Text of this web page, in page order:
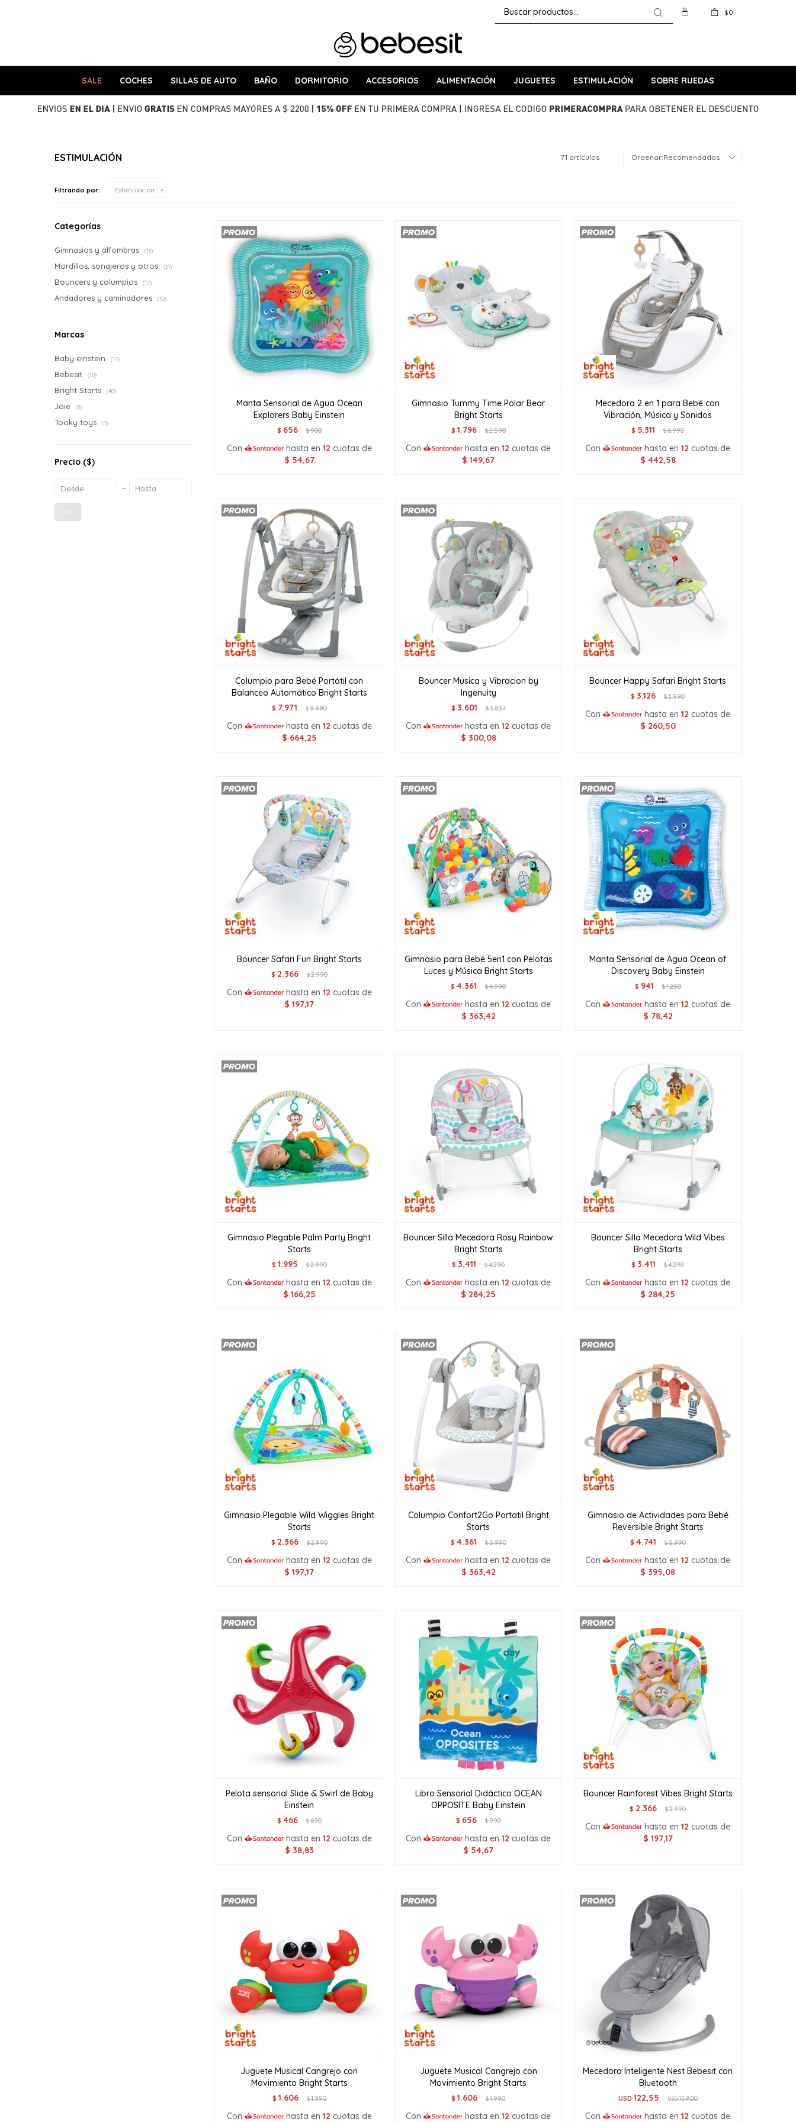
SALE COCHES SILLAS DE AUTO BAÑO DORMITORIO ACCESORIOS ALIMENTACIÓN JUGUETES ESTIMULACIÓN SOBRE RUEDAS
$0
ESTIMULACIÓN 71 artículos Recomendados
Filtrando por: Estimulación
Manta Sensorial de Agua Ocean
Explorers Baby Einstein
$ 656 $900
Con hasta en 12 cuotas de
$ 54,67
Gimnasio Tummy Time Polar Bear
Bright Starts
$ 1.796 $2.590
Con hasta en12 cuotas de
$ 149,67
Mecedora 2 en 1 para Bebé con
Vibración, Música y Sonidos
$ 5.311 $6.990
Con hasta en12 cuotas de
$ 442,58
Columpio para Bebé Portátil con
Balanceo Automático Bright Starts
$ 7.971 $9.990
Con hasta en 12 cuotas de
$ 664,25
Bouncer Musica y Vibracion by
Ingenuity
$ 3.601 $5.837
Con hasta en12 cuotas de
$ 300,08
Bouncer Happy Safari Bright Starts
$ 3.126 $3.990
Con hasta en12 cuotas de
$ 260,50
Bouncer Safari Fun Bright Starts
$ 2.366 $2.990
Con hasta en 12 cuotas de
$ 197,17
Gimnasio para Bebé 5en1 con Pelotas
Luces y Música Bright Starts
$ 4.361 $4.990
Con hasta en12 cuotas de
$ 363,42
Manta Sensorial de Agua Ocean of
Discovery Baby Einstein
$ 941 $1.250
Con hasta en12 cuotas de
$ 78,42
Gimnasio Plegable Palm Party Bright
Starts
$ 1.995 $2.990
Con hasta en 12 cuotas de
$ 166,25
Bouncer Silla Mecedora Rosy Rainbow
Bright Starts
$ 3.411 $4.290
Con hasta en12 cuotas de
$ 284,25
Bouncer Silla Mecedora Wild Vibes
Bright Starts
$ 3.411 $4.290
Con hasta en12 cuotas de
$ 284,25
Gimnasio Plegable Wild Wiggles Bright
Starts
$ 2.366 $2.990
Con hasta en 12 cuotas de
$ 197,17
Columpio Confort2Go Portatil Bright
Starts
$ 4.361 $5.990
Con hasta en12 cuotas de
$ 363,42
Gimnasio de Actividades para Bebé
Reversible Bright Starts
$ 4.741 $5.990
Con hasta en12 cuotas de
$ 395,08
Pelota sensorial Slide & Swirl de Baby
Einstein
$ 466 $690
Con hasta en 12 cuotas de
$ 38,83
Libro Sensorial Didáctico OCEAN
OPPOSITE Baby Einstein
$ 656 $990
Con hasta en12 cuotas de
$ 54,67
Bouncer Rainforest Vibes Bright Starts
$ 2.366 $2.990
Con hasta en12 cuotas de
$ 197,17
Juguete Musical Cangrejo con
Movimiento Bright Starts
$ 1.606 $1.990
Con hasta en 12 cuotas de
Juguete Musical Cangrejo con
Movimiento Bright Starts
$ 1.606 $1.990
Con hasta en12 cuotas de
Mecedora Inteligente Nest Bebesit con
Bluetooth
USD 122,55 USD159,00
Con hasta en12 cuotas de
Categorías
Gimnasios y alfombras (13)
Mordillos, sonajeros y otros (31)
Bouncers y columpios (17)
Andadores y caminadores (10)
Marcas
Baby einstein (17)
Bebesit (10)
Bright Starts (40)
Joie (3)
Tooky toys (1)
Precio ($)
OK